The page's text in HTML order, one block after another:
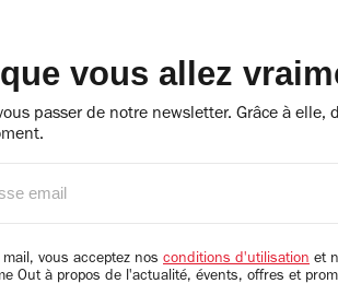
vous allez
passer de notre newsletter. Grâce à elle,
vous acceptez nos conditions d'utilisation et
Out à propos de l'actualité, évents, offres et